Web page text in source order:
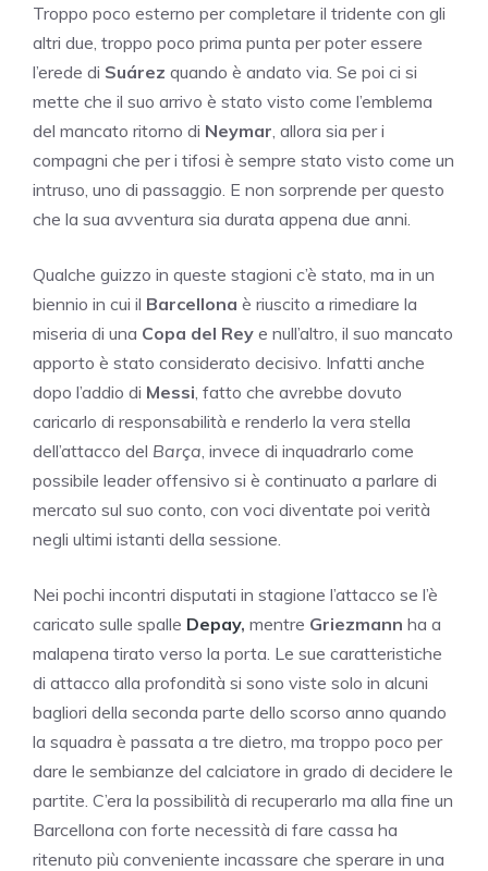
Troppo poco esterno per completare il tridente con gli
altri due, troppo poco prima punta per poter essere
l’erede di Suárez quando è andato via. Se poi ci si
mette che il suo arrivo è stato visto come l’emblema
del mancato ritorno di Neymar , allora sia per i
compagni che per i tifosi è sempre stato visto come un
intruso, uno di passaggio. E non sorprende per questo
che la sua avventura sia durata appena due anni.
Qualche guizzo in queste stagioni c’è stato, ma in un
biennio in cui il Barcellona è riuscito a rimediare la
miseria di una Copa del Rey e null’altro, il suo mancato
apporto è stato considerato decisivo. Infatti anche
dopo l’addio di Messi , fatto che avrebbe dovuto
caricarlo di responsabilità e renderlo la vera stella
dell’attacco del Barça , invece di inquadrarlo come
possibile leader offensivo si è continuato a parlare di
mercato sul suo conto, con voci diventate poi verità
negli ultimi istanti della sessione.
Nei pochi incontri disputati in stagione l’attacco se l’è
caricato sulle spalle Depay, mentre Griezmann ha a
malapena tirato verso la porta. Le sue caratteristiche
di attacco alla profondità si sono viste solo in alcuni
bagliori della seconda parte dello scorso anno quando
la squadra è passata a tre dietro, ma troppo poco per
dare le sembianze del calciatore in grado di decidere le
partite. C’era la possibilità di recuperarlo ma alla fine un
Barcellona con forte necessità di fare cassa ha
ritenuto più conveniente incassare che sperare in una